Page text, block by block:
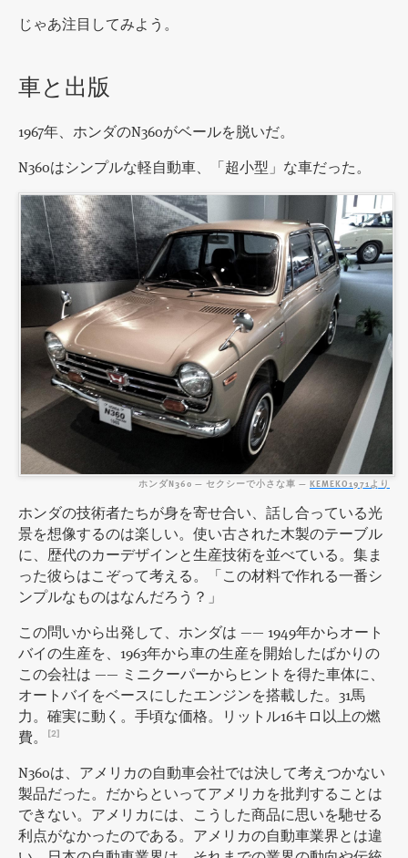
じゃあ注目してみよう。
車と出版
1967年、ホンダのN360がベールを脱いだ。
N360はシンプルな軽自動車、「超小型」な車だった。
ホンダN360 — セクシーで小さな車 — KEMEKO1971より
ホンダの技術者たちが身を寄せ合い、話し合っている光
景を想像するのは楽しい。使い古された木製のテーブル
に、歴代のカーデザインと生産技術を並べている。集ま
った彼らはこぞって考える。「この材料で作れる一番シ
ンプルなものはなんだろう？」
この問いから出発して、ホンダは —— 1949年からオート
バイの生産を、1963年から車の生産を開始したばかりの
この会社は —— ミニクーパーからヒントを得た車体に、
オートバイをベースにしたエンジンを搭載した。31馬
力。確実に動く。手頃な価格。リットル16キロ以上の燃
費。
[2]
N360は、アメリカの自動車会社では決して考えつかない
製品だった。だからといってアメリカを批判することは
できない。アメリカには、こうした商品に思いを馳せる
利点がなかったのである。アメリカの自動車業界とは違